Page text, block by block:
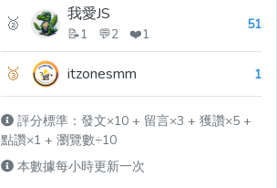
🥈 我愛JS
📝1 💬2 ❤️1
51
🥉 itzonesmm 1
評分標準：發文×10 + 留言×3 + 獲讚×5 +
點讚×1 + 瀏覽數÷10
本數據每小時更新一次